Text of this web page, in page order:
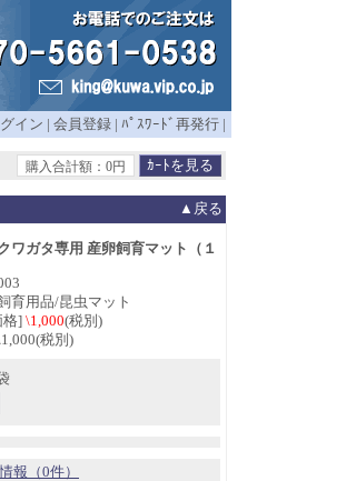
イン | 会員登録 | ﾊﾟｽﾜｰﾄﾞ再発行 |
購入合計額：0円
▲戻る
ワガタ専用 産卵飼育マット（１
育用品/昆虫マット
格]\1,000(税別)
税別)
報（0件）